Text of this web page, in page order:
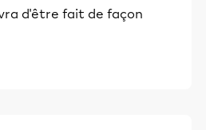
d'être fait de façon